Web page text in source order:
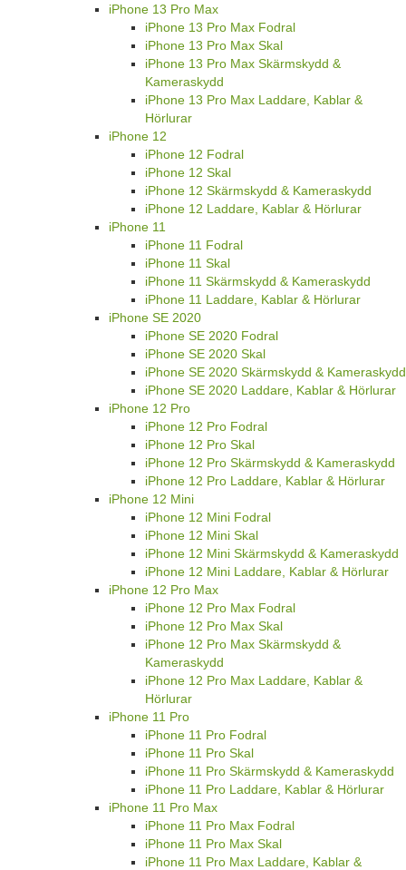
iPhone 13 Pro Max
iPhone 13 Pro Max Fodral
iPhone 13 Pro Max Skal
iPhone 13 Pro Max Skärmskydd &
Kameraskydd
iPhone 13 Pro Max Laddare, Kablar &
Hörlurar
iPhone 12
iPhone 12 Fodral
iPhone 12 Skal
iPhone 12 Skärmskydd & Kameraskydd
iPhone 12 Laddare, Kablar & Hörlurar
iPhone 11
iPhone 11 Fodral
iPhone 11 Skal
iPhone 11 Skärmskydd & Kameraskydd
iPhone 11 Laddare, Kablar & Hörlurar
iPhone SE 2020
iPhone SE 2020 Fodral
iPhone SE 2020 Skal
iPhone SE 2020 Skärmskydd & Kameraskydd
iPhone SE 2020 Laddare, Kablar & Hörlurar
iPhone 12 Pro
iPhone 12 Pro Fodral
iPhone 12 Pro Skal
iPhone 12 Pro Skärmskydd & Kameraskydd
iPhone 12 Pro Laddare, Kablar & Hörlurar
iPhone 12 Mini
iPhone 12 Mini Fodral
iPhone 12 Mini Skal
iPhone 12 Mini Skärmskydd & Kameraskydd
iPhone 12 Mini Laddare, Kablar & Hörlurar
iPhone 12 Pro Max
iPhone 12 Pro Max Fodral
iPhone 12 Pro Max Skal
iPhone 12 Pro Max Skärmskydd &
Kameraskydd
iPhone 12 Pro Max Laddare, Kablar &
Hörlurar
iPhone 11 Pro
iPhone 11 Pro Fodral
iPhone 11 Pro Skal
iPhone 11 Pro Skärmskydd & Kameraskydd
iPhone 11 Pro Laddare, Kablar & Hörlurar
iPhone 11 Pro Max
iPhone 11 Pro Max Fodral
iPhone 11 Pro Max Skal
iPhone 11 Pro Max Laddare, Kablar &